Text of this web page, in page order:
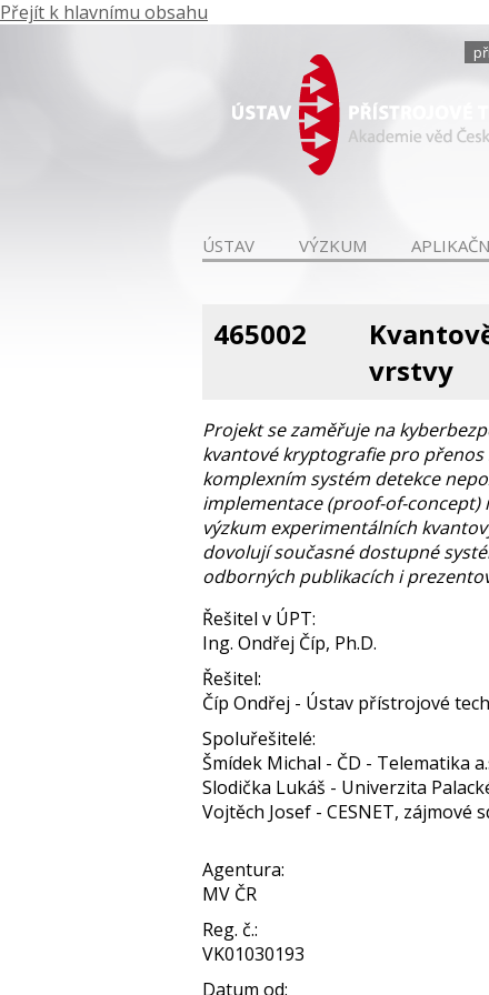
Přejít k hlavnímu obsahu
ÚSTAV VÝZKUM
465002
vrstvy
Projekt se zaměřuje na
kvantové kryptografie pro přenos
komplexním systém detekce
implementace (proof-of-
výzkum experimentálních
dovolují současné dostupné
odborných publikacích i
Řešitel v ÚPT:
Ing. Ondřej Číp, Ph.D.
Řešitel:
Číp Ondřej - Ústav přístrojové
Spoluřešitelé:
Šmídek Michal - ČD - Telematika
Slodička Lukáš - Univerzita
Vojtěch Josef - CESNET, zájmové
Agentura:
MV ČR
Reg. č.:
VK01030193
Datum od: